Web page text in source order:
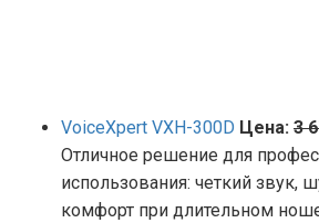
VoiceXpert VXH-300D Цена: 3
Отличное решение для
использования: четкий звук,
комфорт при длительном